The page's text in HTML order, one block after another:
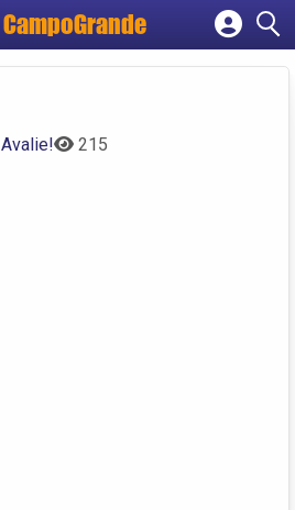
CampoGrande
Cadastrar empresa
Avalie! 215